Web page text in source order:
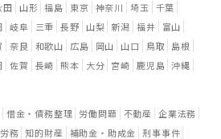
田 山形 福島 東京 神奈川 埼玉
千葉
岐阜 三重 長野 山梨 新潟 福井
富山
奈良 和歌山 広島 岡山 山口 鳥取
島根
佐賀 長崎 熊本 大分 宮崎 鹿児島 沖縄
借金・債務整理 労働問題 不動産 企業法務
務 知的財産 補助金・助成金 刑事事件